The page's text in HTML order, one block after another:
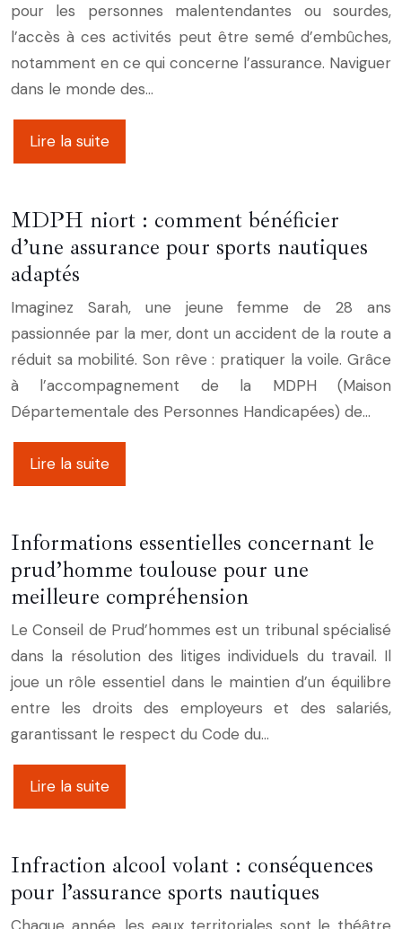
pour les personnes malentendantes ou sourdes,
l’accès à ces activités peut être semé d’embûches,
notamment en ce qui concerne l’assurance. Naviguer
dans le monde des…
Lire la suite
MDPH niort : comment bénéficier
d’une assurance pour sports nautiques
adaptés
Imaginez Sarah, une jeune femme de 28 ans
passionnée par la mer, dont un accident de la route a
réduit sa mobilité. Son rêve : pratiquer la voile. Grâce
à l’accompagnement de la MDPH (Maison
Départementale des Personnes Handicapées) de…
Lire la suite
Informations essentielles concernant le
prud’homme toulouse pour une
meilleure compréhension
Le Conseil de Prud’hommes est un tribunal spécialisé
dans la résolution des litiges individuels du travail. Il
joue un rôle essentiel dans le maintien d’un équilibre
entre les droits des employeurs et des salariés,
garantissant le respect du Code du…
Lire la suite
Infraction alcool volant : conséquences
pour l’assurance sports nautiques